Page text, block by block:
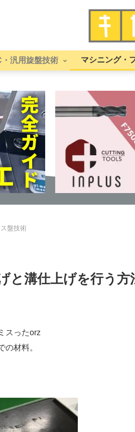
・汎用旋盤技術 マシニング・
盤技術
と溝仕上げを行う
スったorz
の材料。